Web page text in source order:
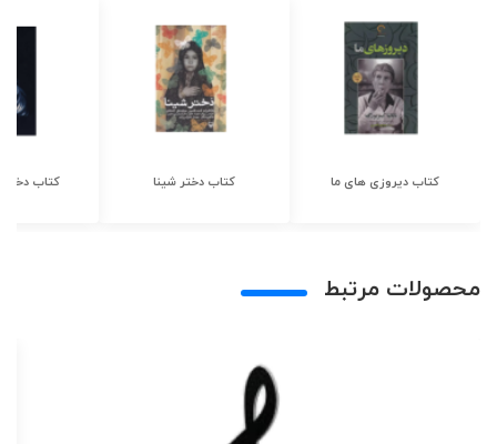
کتاب دیروزی های ما کتاب دختر شینا کتاب دختر
محصولات مرتبط